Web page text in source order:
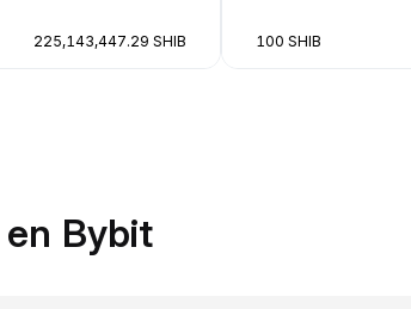
225,143,447.29 SHIB 100 SHIB
Bybit